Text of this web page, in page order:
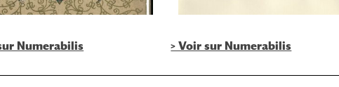
Numerabilis > Voir sur Numerabilis